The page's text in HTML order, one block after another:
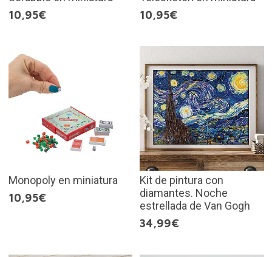
10,95€
10,95€
Monopoly en miniatura
10,95€
Kit de pintura con
diamantes. Noche
estrellada de Van Gogh
34,99€